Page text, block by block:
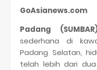
GoAsianews.com
Padang
sederhana di
Padang Selatan,
telah lebih dari